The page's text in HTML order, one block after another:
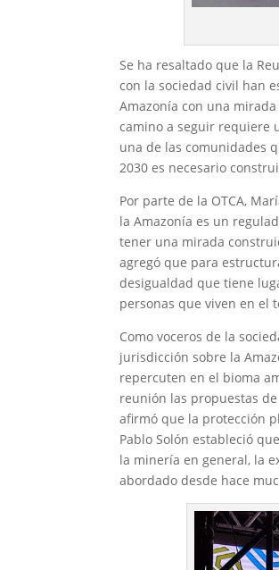
Se ha resaltado que la
con la sociedad civil han
Amazonía con una
camino a seguir requiere
una de las comunidades
2030 es necesario
Por parte de la OTCA,
la Amazonía es un
tener una mirada
agregó que para
desigualdad que tiene
personas que viven en el
Como voceros de la
jurisdicción sobre la
repercuten en el bioma
reunión las propuestas de
afirmó que la protección
Pablo Solón estableció
la minería en general, la
abordado desde hace